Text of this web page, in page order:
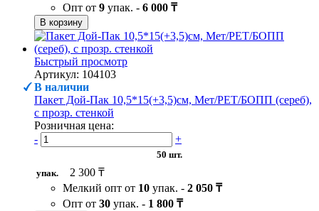
Опт от 9 упак. - 6 000 ₸
В корзину
Быстрый просмотр
Артикул: 104103
В наличии
Пакет Дой-Пак 10,5*15(+3,5)см, Мет/PET/БОПП (сереб),
с прозр. стенкой
Розничная цена:
-
+
50 шт.
упак.
2 300 ₸
Мелкий опт от 10 упак. - 2 050 ₸
Опт от 30 упак. - 1 800 ₸